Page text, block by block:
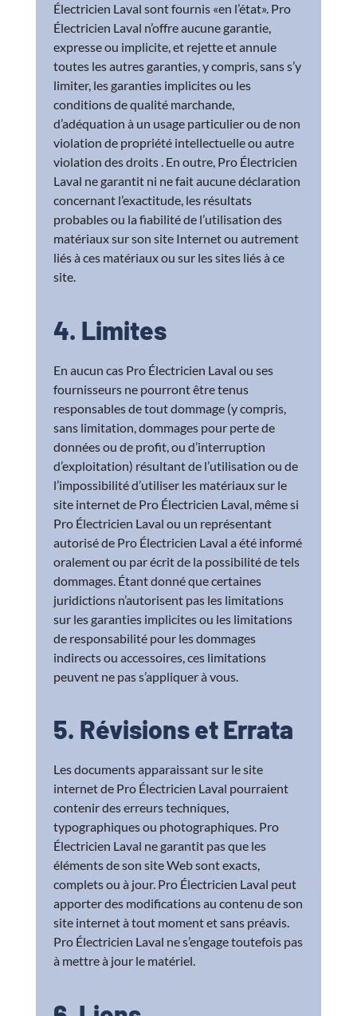
Électricien Laval sont fournis «en l’état». Pro
Électricien Laval n’offre aucune garantie,
expresse ou implicite, et rejette et annule
toutes les autres garanties, y compris, sans s’y
limiter, les garanties implicites ou les
conditions de qualité marchande,
d’adéquation à un usage particulier ou de non
violation de propriété intellectuelle ou autre
violation des droits . En outre, Pro Électricien
Laval ne garantit ni ne fait aucune déclaration
concernant l’exactitude, les résultats
probables ou la fiabilité de l’utilisation des
matériaux sur son site Internet ou autrement
liés à ces matériaux ou sur les sites liés à ce
site.
4. Limites
En aucun cas Pro Électricien Laval ou ses
fournisseurs ne pourront être tenus
responsables de tout dommage (y compris,
sans limitation, dommages pour perte de
données ou de profit, ou d’interruption
d’exploitation) résultant de l’utilisation ou de
l’impossibilité d’utiliser les matériaux sur le
site internet de Pro Électricien Laval, même si
Pro Électricien Laval ou un représentant
autorisé de Pro Électricien Laval a été informé
oralement ou par écrit de la possibilité de tels
dommages. Étant donné que certaines
juridictions n’autorisent pas les limitations
sur les garanties implicites ou les limitations
de responsabilité pour les dommages
indirects ou accessoires, ces limitations
peuvent ne pas s’appliquer à vous.
5. Révisions et Errata
Les documents apparaissant sur le site
internet de Pro Électricien Laval pourraient
contenir des erreurs techniques,
typographiques ou photographiques. Pro
Électricien Laval ne garantit pas que les
éléments de son site Web sont exacts,
complets ou à jour. Pro Électricien Laval peut
apporter des modifications au contenu de son
site internet à tout moment et sans préavis.
Pro Électricien Laval ne s’engage toutefois pas
à mettre à jour le matériel.